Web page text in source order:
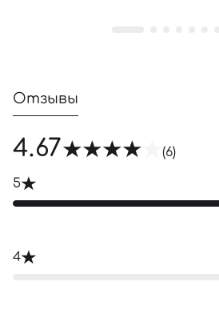
Отзывы
4.67 (6)
5
4